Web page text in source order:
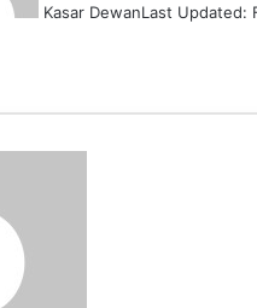
Kasar DewanLast Updated:
Email